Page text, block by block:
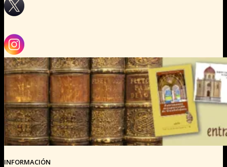
INFORMACIÓN